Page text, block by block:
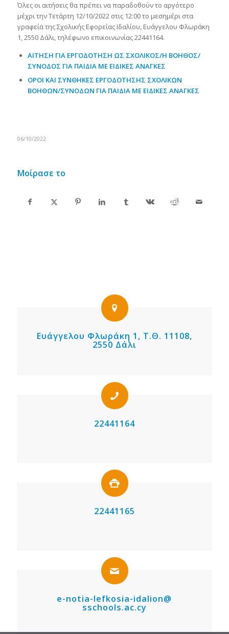
Όλες οι αιτήσεις θα πρέπει να παραδοθούν το αργότερο
μέχρι την Τετάρτη 12/10/2022 στις 12:00 το μεσημέρι στα
γραφεία της Σχολικής Εφορείας Ιδαλίου, Ευάγγελου Φλωράκη
1, 2550 Δάλι, τηλέφωνο επικοινωνίας 22441164.
ΑΙΤΗΣΗ ΓΙΑ ΕΡΓΟΔΟΤΗΣΗ ΩΣ ΣΧΟΛΙΚΟΣ/Η ΒΟΗΘΟΣ/
ΣΥΝΟΔΟΣ ΓΙΑ ΠΑΙΔΙΑ ΜΕ ΕΙΔΙΚΕΣ ΑΝΑΓΚΕΣ
ΟΡΟΙ ΚΑΙ ΣΥΝΘΗΚΕΣ ΕΡΓΟΔΟΤΗΣΗΣ ΣΧΟΛΙΚΩΝ
ΒΟΗΘΩΝ/ΣΥΝΟΔΩΝ ΓΙΑ ΠΑΙΔΙΑ ΜΕ ΕΙΔΙΚΕΣ ΑΝΑΓΚΕΣ
06/10/2022
Μοίρασε το
Ευάγγελου Φλωράκη 1, Τ.Θ. 11108,
2550 Δάλι
22441164
22441165
e-notia-lefkosia-idalion@
sschools.ac.cy